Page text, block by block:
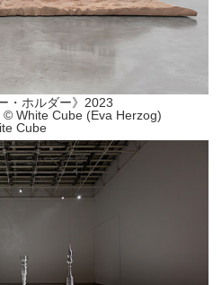
・ホルダー》2023
White Cube (Eva Herzog)
Cube